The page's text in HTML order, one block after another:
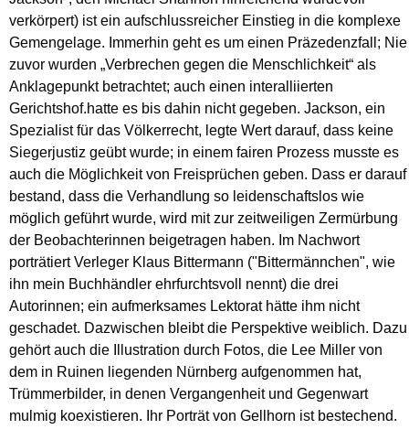
verkörpert) ist ein aufschlussreicher Einstieg in die komplexe
Gemengelage. Immerhin geht es um einen Präzedenzfall; Nie
zuvor wurden „Verbrechen gegen die Menschlichkeit“ als
Anklagepunkt betrachtet; auch einen interalliierten
Gerichtshof.hatte es bis dahin nicht gegeben. Jackson, ein
Spezialist für das Völkerrecht, legte Wert darauf, dass keine
Siegerjustiz geübt wurde; in einem fairen Prozess musste es
auch die Möglichkeit von Freisprüchen geben. Dass er darauf
bestand, dass die Verhandlung so leidenschaftslos wie
möglich geführt wurde, wird mit zur zeitweiligen Zermürbung
der Beobachterinnen beigetragen haben. Im Nachwort
porträtiert Verleger Klaus Bittermann ("Bittermännchen", wie
ihn mein Buchhändler ehrfurchtsvoll nennt) die drei
Autorinnen; ein aufmerksames Lektorat hätte ihm nicht
geschadet. Dazwischen bleibt die Perspektive weiblich. Dazu
gehört auch die Illustration durch Fotos, die Lee Miller von
dem in Ruinen liegenden Nürnberg aufgenommen hat,
Trümmerbilder, in denen Vergangenheit und Gegenwart
mulmig koexistieren. Ihr Porträt von Gellhorn ist bestechend.